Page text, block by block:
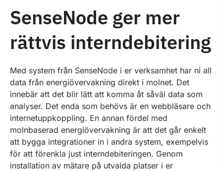
SenseNode ger mer
rättvis interndebitering
Med system från SenseNode i er verksamhet har ni all
data från energiövervakning direkt i molnet. Det
innebär att det blir lätt att komma åt såväl data som
analyser. Det enda som behövs är en webbläsare och
internetuppkoppling. En annan fördel med
molnbaserad energiövervakning är att det går enkelt
att bygga integrationer in i andra system, exempelvis
för att förenkla just interndebiteringen. Genom
installation av mätare på utvalda platser i er